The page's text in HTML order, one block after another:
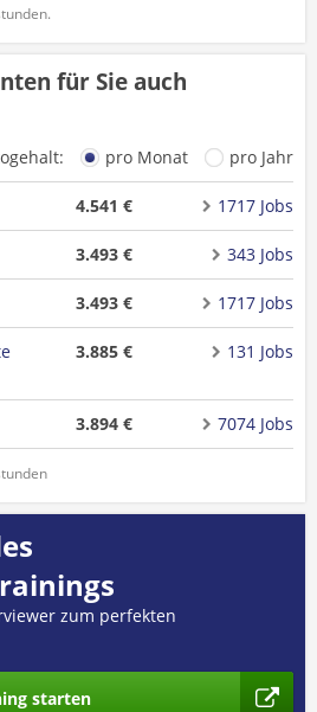
für Sie auch
pro Monat pro Jahr
4.541 € 1717 Jobs
3.493 € 343 Jobs
3.493 € 1717 Jobs
3.885 € 131 Jobs
3.894 € 7074 Jobs
zum perfekten
starten